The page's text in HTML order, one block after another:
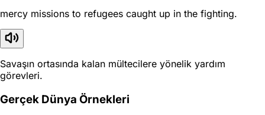
mercy missions to refugees caught up in the fighting.
Savaşın ortasında kalan mültecilere yönelik yardım
görevleri.
Gerçek Dünya Örnekleri